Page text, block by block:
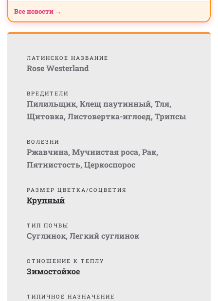
Все новости →
ЛАТИНСКОЕ НАЗВАНИЕ
Rose Westerland
ВРЕДИТЕЛИ
Пилильщик, Клещ паутинный, Тля,
Щитовка, Листовертка-иглоед, Трипсы
БОЛЕЗНИ
Ржавчина, Мучнистая роса, Рак,
Пятнистость, Церкоспорос
РАЗМЕР ЦВЕТКА/СОЦВЕТИЯ
Крупный
ТИП ПОЧВЫ
Суглинок, Легкий суглинок
ОТНОШЕНИЕ К ТЕПЛУ
Зимостойкое
ТИПИЧНОЕ НАЗНАЧЕНИЕ